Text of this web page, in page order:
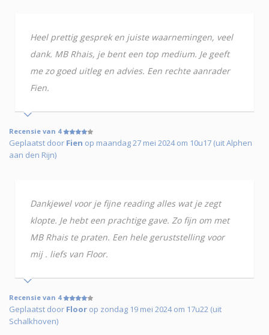
Heel prettig gesprek en juiste waarnemingen, veel
dank. MB Rhais, je bent een top medium. Je geeft
me zo goed uitleg en advies. Een rechte aanrader
Fien.
Recensie van 4
Geplaatst door Fien op maandag 27 mei 2024 om 10u17 (uit Alphen
aan den Rijn)
Dankjewel voor je fijne reading alles wat je zegt
klopte. Je hebt een prachtige gave. Zo fijn om met
MB Rhais te praten. Een hele geruststelling voor
mij . liefs van Floor.
Recensie van 4
Geplaatst door Floor op zondag 19 mei 2024 om 17u22 (uit
Schalkhoven)